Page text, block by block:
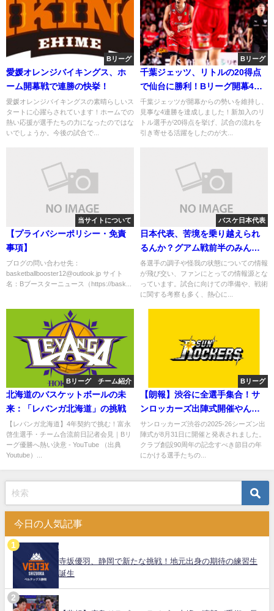
Bリーグ
愛媛オレンジバイキングス、ホ
ーム開幕戦で連勝の快挙！
愛媛オレンジバイキングスの素晴らしいス
タートに心躍らされています！ホームでの
熱い応援が選手たちの力になったのではな
いでしょうか。今後の試合で...
Bリーグ
千葉ジェッツ、リトルの20得点
で仙台に勝利！Bリーグ開幕4連
勝
千葉ジェッツが開幕からの勢いを維持し、
見事な4連勝を達成しました！新加入のリ
トル選手が20得点を挙げ、試合の流れを
引き寄せる活躍をしたのが大...
当サイトについて
【プライバシーポリシー・免責
事項】
ブログの問い合わせ先：
basketballbooster12@outlook.jp サイト
名：Bブースターニュース（https://bask...
バスケ日本代表
日本代表、苦境を乗り越えられ
るんか？グアム戦前半のみんな
の反応
各選手の調子や怪我の状態についての情報
が飛び交い、ファンにとっての情報源とな
っています。試合に向けての準備や、戦術
に関する考察も多く、熱心に...
Bリーグ チーム紹介
北海道のバスケットボールの未
来：「レバンガ北海道」の挑戦
【レバンガ北海道】4年契約で挑む！富永
啓生選手・チーム合流前日記者会見｜Bリ
ーグ優勝へ熱い決意 - YouTube （出典
Youtube）...
Bリーグ
【朗報】渋谷に全選手集合！サ
ンロッカーズ出陣式開催やん
け！
サンロッカーズ渋谷の2025-26シーズン出
陣式が8月31日に開催と発表されました。
クラブ創設90周年の記念すべき節目の年
にかける選手たちの...
今日の人気記事
寺坂優羽、静岡で新たな挑戦！地元出身の期待の練習生
誕生